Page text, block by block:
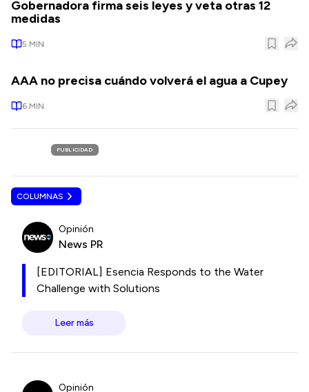
Gobernadora firma seis leyes y veta otras 12
medidas
5 MIN
AAA no precisa cuándo volverá el agua a Cupey
6 MIN
PUBLICIDAD
COLUMNAS
Opinión
News PR
[EDITORIAL] Esencia Responds to the Water
Challenge with Solutions
Leer más
Opinión